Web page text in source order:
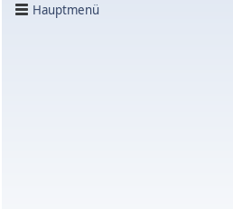
Hauptmenü